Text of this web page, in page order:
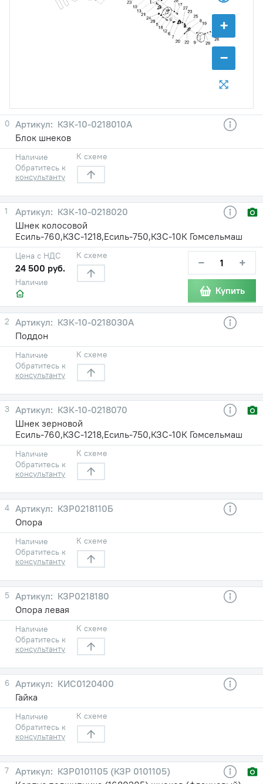
+
−
0
КЗК-10-0218010А
Блок шнеков
Наличие
Обратитесь к
консультанту
К схеме
1
КЗК-10-0218020
Шнек колосовой
Есиль-760,КЗС-1218,Есиль-750,КЗС-10К Гомсельмаш
Наличие
Цена с НДС
24 500 руб.
К схеме − +
Купить
2
КЗК-10-0218030А
Поддон
Наличие
Обратитесь к
консультанту
К схеме
3
КЗК-10-0218070
Шнек зерновой
Есиль-760,КЗС-1218,Есиль-750,КЗС-10К Гомсельмаш
Наличие
Обратитесь к
консультанту
К схеме
4
КЗР0218110Б
Опора
Наличие
Обратитесь к
консультанту
К схеме
5
КЗР0218180
Опора левая
Наличие
Обратитесь к
консультанту
К схеме
6
КИС0120400
Гайка
Наличие
Обратитесь к
консультанту
К схеме
7
КЗР0101105 (КЗР 0101105)